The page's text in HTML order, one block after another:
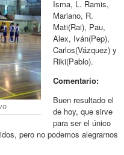
Isma, L. Ramis,
Mariano, R.
Mati(Rai), Pau,
Alex, Iván(Pep),
Carlos(Vázquez) y
Riki(Pablo).
Comentario:
Buen resultado el
de hoy, que sirve
para ser el único
pero no podemos alegrarnos